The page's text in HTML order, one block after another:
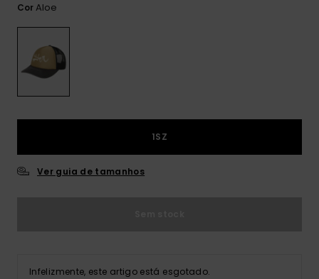
CorAloe
1SZ
Ver guia de tamanhos
Infelizmente, este artigo está esgotado.